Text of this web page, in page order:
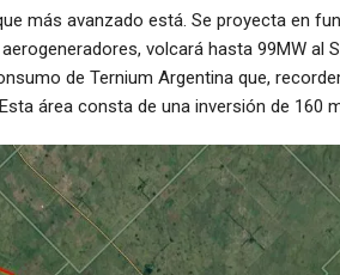
más avanzado está. Se proyecta en
volcará hasta 99MW al
de Ternium Argentina que,
área consta de una inversión de 160